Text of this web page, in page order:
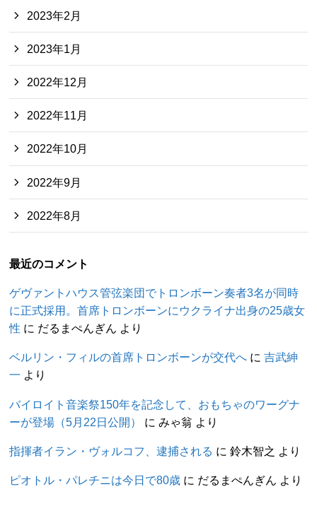
2023年2月
2023年1月
2022年12月
2022年11月
2022年10月
2022年9月
2022年8月
最近のコメント
ゲヴァントハウス管弦楽団でトロンボーン奏者3名が同時
に正式採用。首席トロンボーンにウクライナ出身の25歳女
性 に だるまぺんぎん より
ベルリン・フィルの首席トロンボーンが交代へ に吉武紳
一 より
バイロイト音楽祭150年を記念して、おもちゃのワーグナ
ーが登場（5月22日公開）
に みゃ翁 より
指揮者イラン・ヴォルコフ、逮捕される に鈴木智之 より
ピオトル・パレチニは今日で80歳 に だるまぺんぎん より